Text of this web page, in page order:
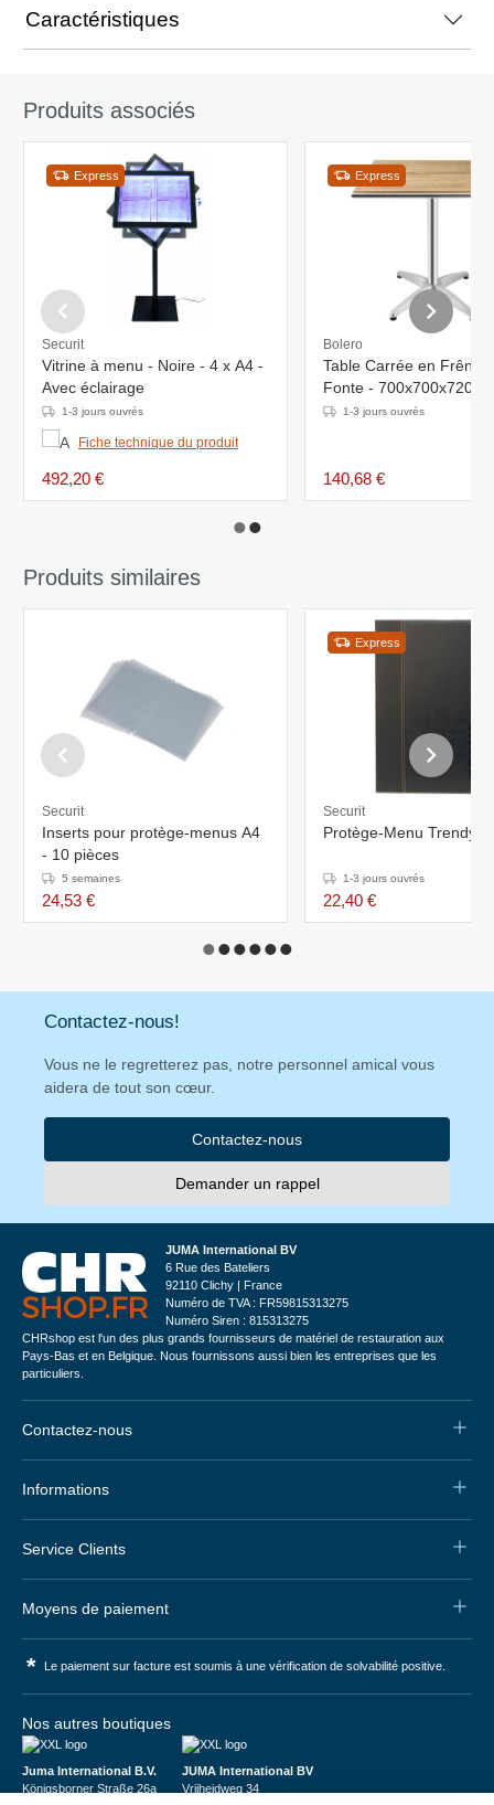
Caractéristiques
Produits associés
Express
Securit
Vitrine à menu - Noire - 4 x A4 -
Avec éclairage
1-3 jours ouvrés
Fiche technique du produit
492,20 €
Express
Bolero
Table Carrée en Frêne
Fonte -
1-3 jours ouvrés
140,68 €
Produits similaires
Securit
Inserts pour protège-menus A4
- 10 pièces
5 semaines
24,53 €
Express
Securit
Protège-Menu Trendy
1-3 jours ouvrés
22,40 €
Contactez-nous!
Vous ne le regretterez pas, notre personnel amical vous
aidera de tout son cœur.
Contactez-nous
Demander un rappel
JUMA International BV
6 Rue des Bateliers
92110 Clichy | France
Numéro de TVA : FR59815313275
Numéro Siren : 815313275
CHRshop est l'un des plus grands fournisseurs de matériel de restauration aux
Pays-Bas et en Belgique. Nous fournissons aussi bien les entreprises que les
particuliers.
Contactez-nous
Informations
Service Clients
Moyens de paiement
* Le paiement sur facture est soumis à une vérification de solvabilité positive.
Nos autres boutiques
Juma International B.V.
Königsborner Straße 26a
JUMA International BV
Vrijheidweg 34